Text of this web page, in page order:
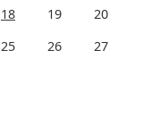
18 19
20
25 26
27